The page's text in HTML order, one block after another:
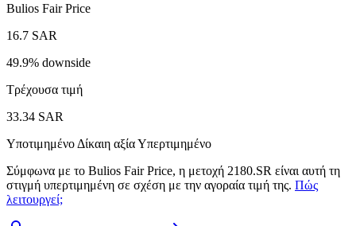
Bulios Fair Price
16.7 SAR
49.9% downside
Τρέχουσα τιμή
33.34 SAR
Υποτιμημένο Δίκαιη αξίαΥπερτιμημένο
Σύμφωνα με το Bulios Fair Price, η μετοχή 2180.SR είναι αυτή τη
στιγμή υπερτιμημένη σε σχέση με την αγοραία τιμή της. Πώς
λειτουργεί;